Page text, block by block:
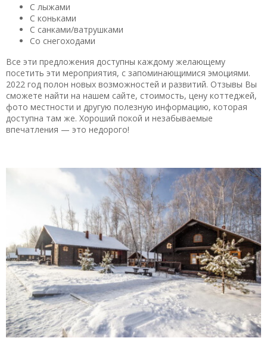
С лыжами
С коньками
С санками/ватрушками
Со снегоходами
Все эти предложения доступны каждому желающему
посетить эти мероприятия, с запоминающимися эмоциями.
2022 год полон новых возможностей и развитий. Отзывы Вы
сможете найти на нашем сайте, стоимость, цену коттеджей,
фото местности и другую полезную информацию, которая
доступна там же. Хороший покой и незабываемые
впечатления — это недорого!